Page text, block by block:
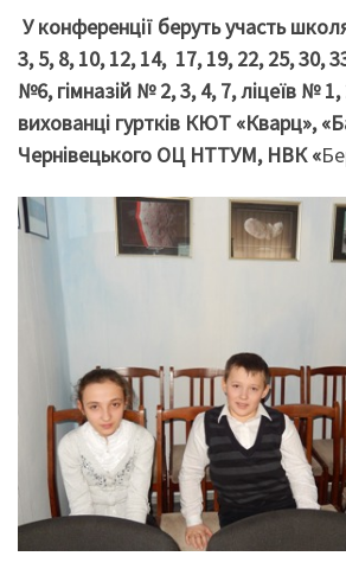
У конференції беруть участь
3, 5, 8, 10, 12, 14, 17, 19, 22, 25,
№6, гімназій № 2, 3, 4, 7, ліцеїв № 1,
вихованці гуртків КЮТ «Кварц»,
Чернівецького ОЦ НТТУМ, НВК «